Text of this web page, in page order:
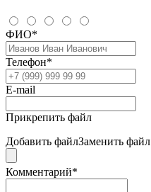
ФИО*
Телефон*
E-mail
Прикрепить файл
Добавить файлЗаменить файл
Комментарий*